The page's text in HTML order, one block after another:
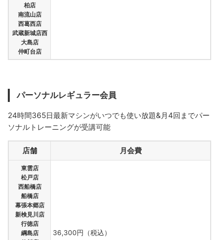
柏店
南流山店
西葛西店
武蔵新城店西
大島店
仲町台店
パーソナルレギュラー会員
24時間365日最新マシンがいつでも使い放題&月4回までパー
ソナルトレーニングが受講可能
店舗 月会費
東雲店
松戸店
西船橋店
船橋店
幕張本郷店
新検見川店
行徳店
綱島店
36,300円（税込）